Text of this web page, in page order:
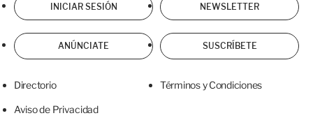
INICIAR SESIÓN NEWSLETTER
ANÚNCIATE SUSCRÍBETE
Directorio Términos y Condiciones
Aviso de Privacidad